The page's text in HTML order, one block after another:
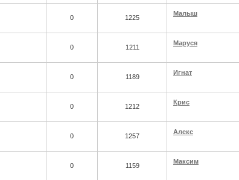
0 1225
Малыш
0 1211
Маруся
0 1189
Игнат
0 1212
Крис
0 1257
Алекс
0 1159
Максим